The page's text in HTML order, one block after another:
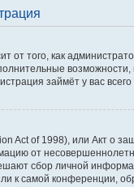
от того, как
займёт у вас
Act of 1998), или Акт о
от
сбор личной
к самой конференции,